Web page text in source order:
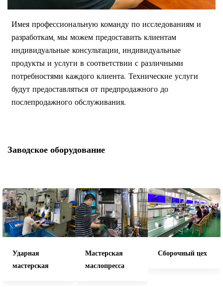
Имея профессиональную команду по исследованиям и
разработкам, мы можем предоставить клиентам
индивидуальные консультации, индивидуальные
продукты и услуги в соответствии с различными
потребностями каждого клиента. Технические услуги
будут предоставляться от предпродажного до
послепродажного обслуживания.
Заводское оборудование
Ударная
мастерская
Мастерская
маслопресса
Сборочный цех